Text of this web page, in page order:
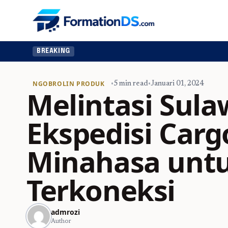
BREAKING
NGOBROLIN PRODUK •5 min read•Januari 01, 2024
Melintasi
Ekspedisi
Minahasa
Terkoneksi
admrozi
Author